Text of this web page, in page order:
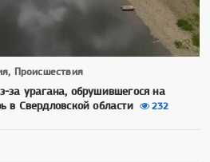
Происшествия
за урагана, обрушившегося на
в Свердловской области
232